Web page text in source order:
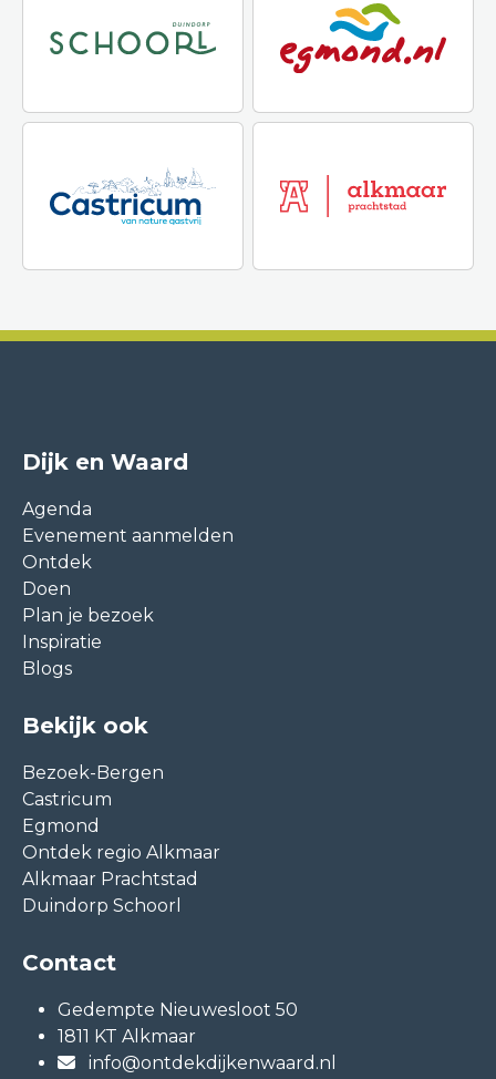
Dijk en Waard
Agenda
Evenement aanmelden
Ontdek
Doen
Plan je bezoek
Inspiratie
Blogs
Bekijk ook
Bezoek-Bergen
Castricum
Egmond
Ontdek regio Alkmaar
Alkmaar Prachtstad
Duindorp Schoorl
Contact
Gedempte Nieuwesloot 50
1811 KT Alkmaar
info@ontdekdijkenwaard.nl